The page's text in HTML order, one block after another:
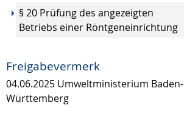
§ 20 Prüfung des angezeigten
Betriebs einer Röntgeneinrichtung
Freigabevermerk
04.06.2025 Umweltministerium Baden-
Württemberg